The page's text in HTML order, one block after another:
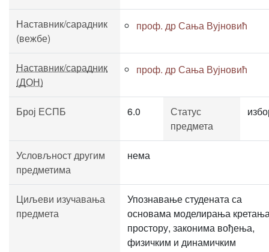
Наставник/сарадник
(вежбе)
проф. др Сања Вујновић
Наставник/сарадник
(ДОН)
проф. др Сања Вујновић
Број ЕСПБ 6.0
Статус
предмета
Условљност другим
предметима
нема
Циљеви изучавања
предмета
Упознавање студената са
основама моделирања
простору, законима вођења,
физичким и динамичким